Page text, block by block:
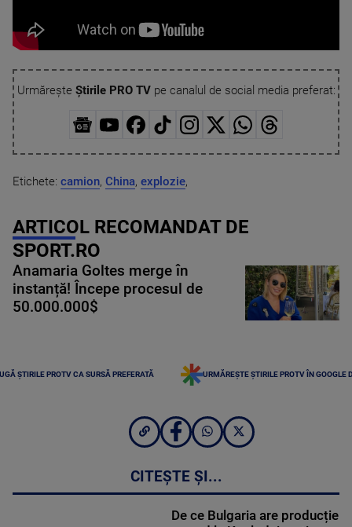
Urmărește Știrile PRO TVpe canalul de social media preferat:
Etichete: camion, China, explozie,
ARTICOL RECOMANDAT DE
SPORT.RO
Anamaria Goltes merge în
instanță! Începe procesul de
50.000.000$
ȘTIRILE PROTV CA SURSĂ PREFERATĂ URMĂREȘTE ȘTIRILE PROTV ÎN GOOGLE
CITEȘTE ȘI...
De ce Bulgaria are producție